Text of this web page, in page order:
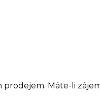
Máte-li